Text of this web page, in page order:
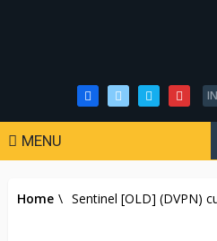
MENU
Home \ Sentinel [OLD] (DVPN)